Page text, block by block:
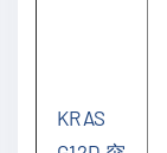
KRAS